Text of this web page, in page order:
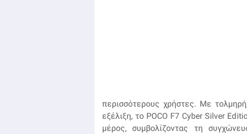
περισσότερους χρήστες. Με
εξέλιξη, το POCO F7 Cyber Silver
μέρος, συμβολίζοντας τη